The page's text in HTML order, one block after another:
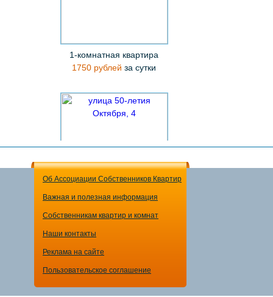
1-комнатная квартира
1750 рублей за сутки
Об Ассоциации Собственников Квартир
Важная и полезная информация
Собственникам квартир и комнат
Наши контакты
Реклама на сайте
Пользовательское соглашение